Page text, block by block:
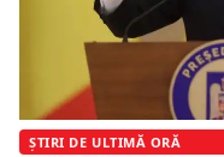
ȘTIRI DE ULTIMĂ ORĂ